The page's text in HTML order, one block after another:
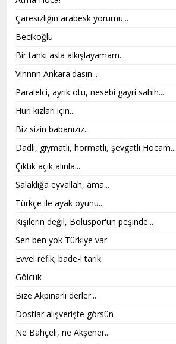
Çaresizliğin arabesk yorumu...
Becikoğlu
Bir tankı asla alkışlayamam...
Vınnnn Ankara'dasın...
Paralelci, ayrık otu, nesebi gayri sahih...
Huri kızları için...
Biz sizin babanızız...
Dadlı, gıymatlı, hörmatlı, şevgatlı Hocam...
Çıktık açık alınla...
Salaklığa eyvallah, ama...
Türkçe ile ayak oyunu...
Kişilerin değil, Boluspor'un peşinde...
Sen ben yok Türkiye var
Evvel refik; bade-l tarik
Gölcük
Bize Akpınarlı derler...
Dostlar alışverişte görsün
Ne Bahçeli, ne Akşener...